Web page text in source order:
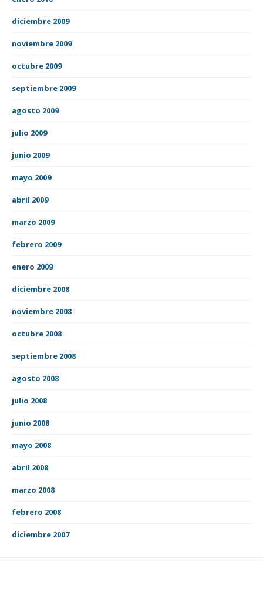
diciembre 2009
noviembre 2009
octubre 2009
septiembre 2009
agosto 2009
julio 2009
junio 2009
mayo 2009
abril 2009
marzo 2009
febrero 2009
enero 2009
diciembre 2008
noviembre 2008
octubre 2008
septiembre 2008
agosto 2008
julio 2008
junio 2008
mayo 2008
abril 2008
marzo 2008
febrero 2008
diciembre 2007